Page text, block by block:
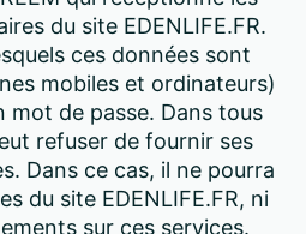
du site EDENLIFE.FR.
ces données sont
mobiles et ordinateurs)
mot de passe. Dans tous
refuser de fournir ses
Dans ce cas, il ne pourra
du site EDENLIFE.FR, ni
sur ces services.